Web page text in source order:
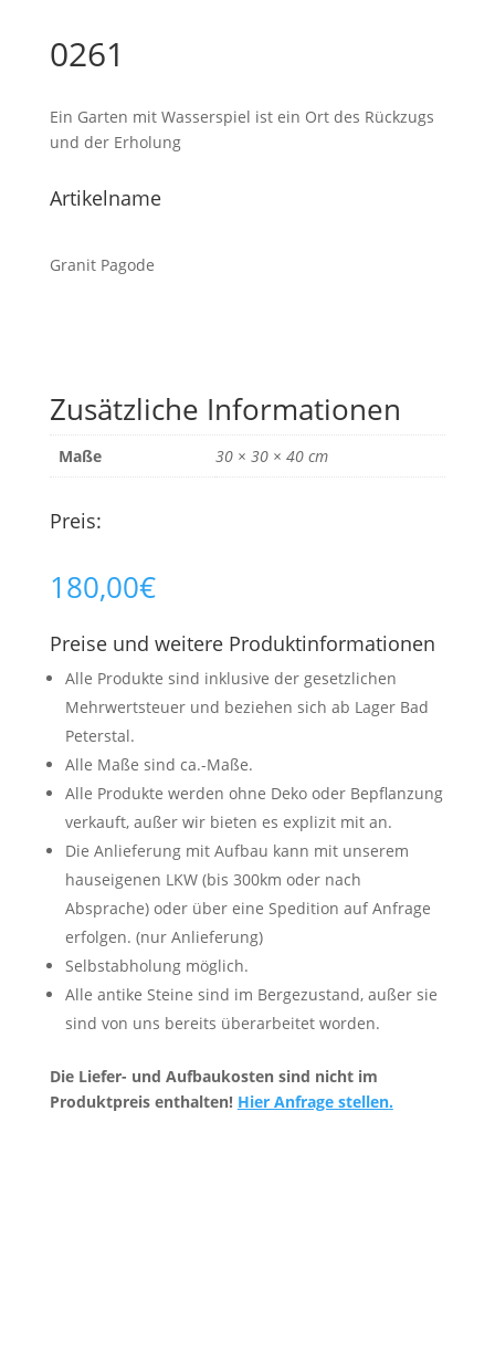
0261
Ein Garten mit Wasserspiel ist ein Ort des Rückzugs
und der Erholung
Artikelname
Granit Pagode
Zusätzliche Informationen
Maße 30 × 30 × 40 cm
Preis:
180,00€
Preise und weitere Produktinformationen
Alle Produkte sind inklusive der gesetzlichen
Mehrwertsteuer und beziehen sich ab Lager Bad
Peterstal.
Alle Maße sind ca.-Maße.
Alle Produkte werden ohne Deko oder Bepflanzung
verkauft, außer wir bieten es explizit mit an.
Die Anlieferung mit Aufbau kann mit unserem
hauseigenen LKW (bis 300km oder nach
Absprache) oder über eine Spedition auf Anfrage
erfolgen. (nur Anlieferung)
Selbstabholung möglich.
Alle antike Steine sind im Bergezustand, außer sie
sind von uns bereits überarbeitet worden.
Die Liefer- und Aufbaukosten sind nicht im
Produktpreis enthalten! Hier Anfrage stellen.